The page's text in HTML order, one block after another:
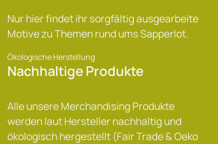
Nur hier findet ihr sorgfältig ausgearbeite
Motive zu Themen rund ums Sapperlot.
Ökologische Herstellung
Nachhaltige Produkte
Alle unsere Merchandising Produkte
werden laut Hersteller nachhaltig und
ökologisch hergestellt (Fair Trade & Oeko